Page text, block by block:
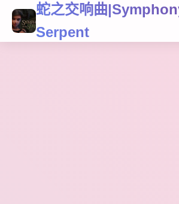
蛇之交响曲
Serpent